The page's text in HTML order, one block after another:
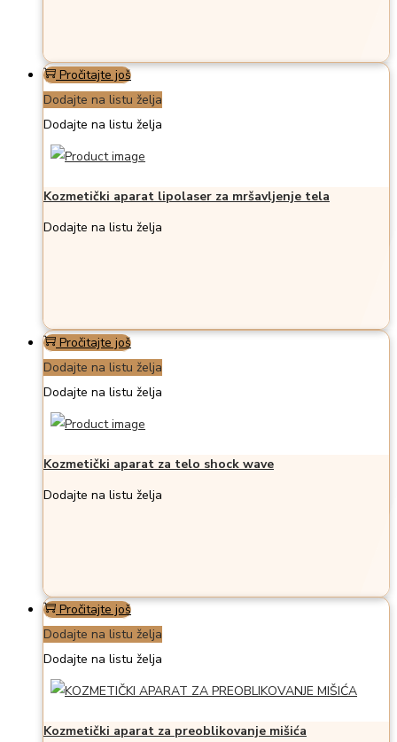
Pročitajte još
Dodajte na listu želja
Dodajte na listu želja
Kozmetički aparat lipolaser za mršavljenje tela
Dodajte na listu želja
Pročitajte još
Dodajte na listu želja
Dodajte na listu želja
Kozmetički aparat za telo shock wave
Dodajte na listu želja
Pročitajte još
Dodajte na listu želja
Dodajte na listu želja
Kozmetički aparat za preoblikovanje mišića